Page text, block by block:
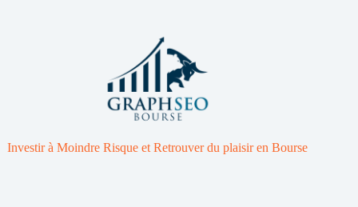
Investir à Moindre Risque et Retrouver du plaisir en Bourse